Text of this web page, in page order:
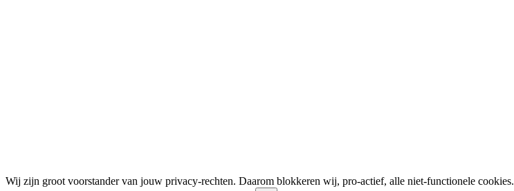
Wij zijn groot voorstander van jouw privacy-rechten. Daarom blokkeren wij, pro-actief, alle niet-functionele cookies.